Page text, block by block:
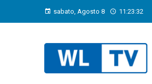
sabato, Agosto 8 11:23:34